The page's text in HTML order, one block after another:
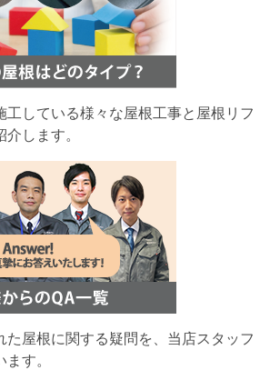
工している様々な屋根工事と屋根リフ
します。
た屋根に関する疑問を、当店スタッフ
す。